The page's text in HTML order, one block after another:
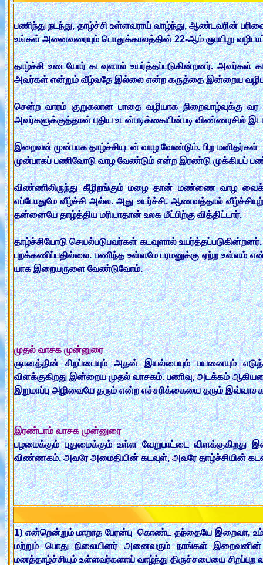
பணிந்து நடந்து, தாழ்ச்சி உள்ளவராய் வாழ்ந்து, ஆண்டவரின்
உங்கள் அனைவரையும் பொதுக்காலத்தின் 22-ஆம் ஞாயிறு
தாழ்ச்சி உடையோர் கடவுளால் உயர்த்தப்படுகின்றனர்.
அவர்கள் என்றும் வீழ்வதே இல்லை என்ற கருத்தை இன்றைய
சென்ற வாரம் குறுகலான பாதை வழியாக நிறைவாழ்வுக்கு
அவர்களுக்குத்தான் புதிய உடன்படிக்கையின்படி விண்ணரசில்
இறைவன் முன்பாக தாழ்ச்சியுடன் வாழ வேண்டும். பிற மனிதர்கள்
முன்பாகப் பணிவோடு வாழ வேண்டும் என்ற இரண்டு முக்கியப்
விண்ணிலிருந்து கீழிறங்கும் மழை தான் மண்ணை வாழ
எப்போதுமே வீழ்ச்சி அல்ல. அது உயர்ச்சி. ஆணவத்தால்
தன்னையே தாழ்த்திய மரியாதான் உலக மீட்பிற்கு வித்திட்டார்.
தாழ்ச்சியோடு செயல்படுபவர்கள் கடவுளால்
புறக்கணிப்பதில்லை. பணிந்த உள்ளமே பரமனுக்கு ஏற்ற உள்ளம்
யாக இறையருளை வேண்டுவோம்.
முதல் வாசக முன்னுரை
ஞானத்தின் சிறப்பையும் அதன் இயல்பையும் பயனையும்
விளக்குகிறது இன்றைய முதல் வாசகம். பணிவு, அடக்கம்
இறுமாப்பு அழிவையே தரும் என்ற எச்சரிக்கையை தரும்
இரண்டாம் வாசக முன்னுரை
பழமைக்கும் புதுமைக்கும் உள்ள வேறுபாட்டை
விண்ணகம், அவரே அமைதியின் கடவுள், அவரே தாழ்ச்சியின்
1) என்றென்றும் மாறாத பேரன்பு கொண்ட தந்தையே இறைவா, உம்
மற்றும் பொது நிலையினர் அனைவரும் நாங்கள் இறைவனின்
மனத்தாழ்ச்சியும் உள்ளவர்களாய் வாழ்ந்து திருச்சபையை